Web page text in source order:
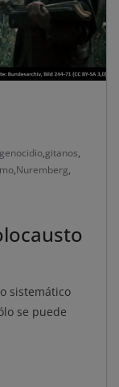
genocidio,gitanos,
,Nuremberg,
sistemático
se puede